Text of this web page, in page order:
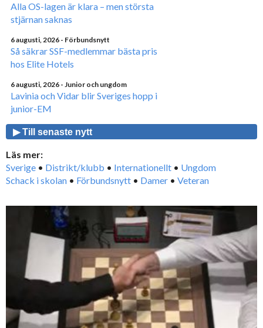
Alla OS-lagen är klara – men största
stjärnan saknas
6 augusti, 2026 - Förbundsnytt
Så säkrar SSF-medlemmar bästa pris
hos Elite Hotels
6 augusti, 2026 - Junior och ungdom
Lavinia och Vidar blir Sveriges hopp i
junior-EM
▶ Till senaste nytt
Läs mer:
Sverige • Distrikt/klubb • Internationellt • Ungdom
Schack i skolan • Förbundsnytt • Damer • Veteran